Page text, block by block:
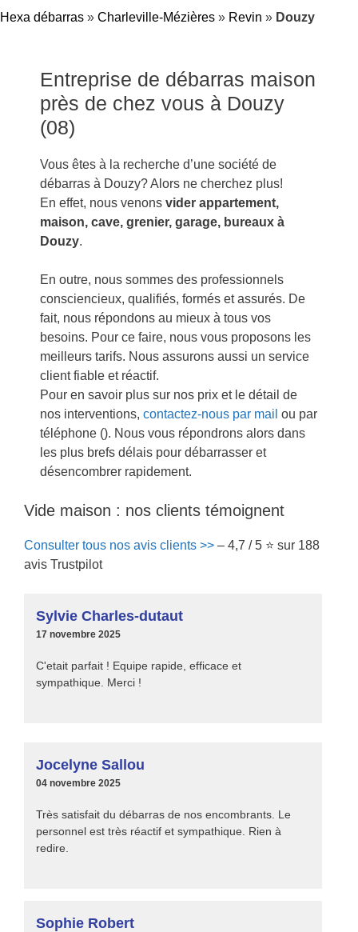
Hexa débarras » Charleville-Mézières » Revin » Douzy
Entreprise de débarras maison
près de chez vous à Douzy
(08)
Vous êtes à la recherche d’une société de
débarras à Douzy? Alors ne cherchez plus!
En effet, nous venons vider appartement,
maison, cave, grenier, garage, bureaux à
Douzy.
En outre, nous sommes des professionnels
consciencieux, qualifiés, formés et assurés. De
fait, nous répondons au mieux à tous vos
besoins. Pour ce faire, nous vous proposons les
meilleurs tarifs. Nous assurons aussi un service
client fiable et réactif.
Pour en savoir plus sur nos prix et le détail de
nos interventions, contactez-nous par mail ou par
téléphone (). Nous vous répondrons alors dans
les plus brefs délais pour débarrasser et
désencombrer rapidement.
Vide maison : nos clients témoignent
Consulter tous nos avis clients >> – 4,7 / 5 ⭐ sur 188
avis Trustpilot
Sylvie Charles-dutaut
17 novembre 2025
C'etait parfait ! Equipe rapide, efficace et
sympathique. Merci !
Jocelyne Sallou
04 novembre 2025
Très satisfait du débarras de nos encombrants. Le
personnel est très réactif et sympathique. Rien à
redire.
Sophie Robert